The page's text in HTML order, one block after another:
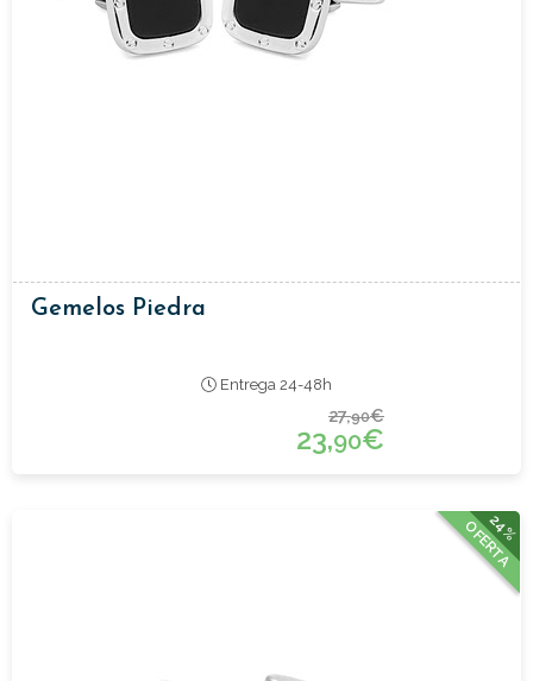
Gemelos Piedra
Entrega 24-48h
27,90€
23,90€
24%
OFERTA